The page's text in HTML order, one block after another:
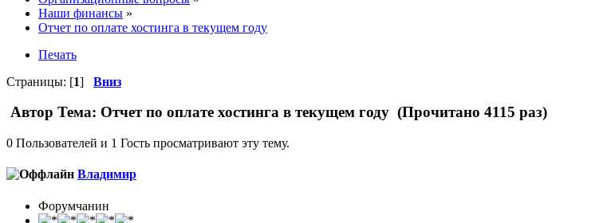
Наши финансы »
Отчет по оплате хостинга в текущем году
Печать
Страницы: [1] Вниз
Автор Тема: Отчет по оплате хостинга в текущем году (Прочитано 4115 раз)
0 Пользователей и 1 Гость просматривают эту тему.
Влaдимир
Форумчанин